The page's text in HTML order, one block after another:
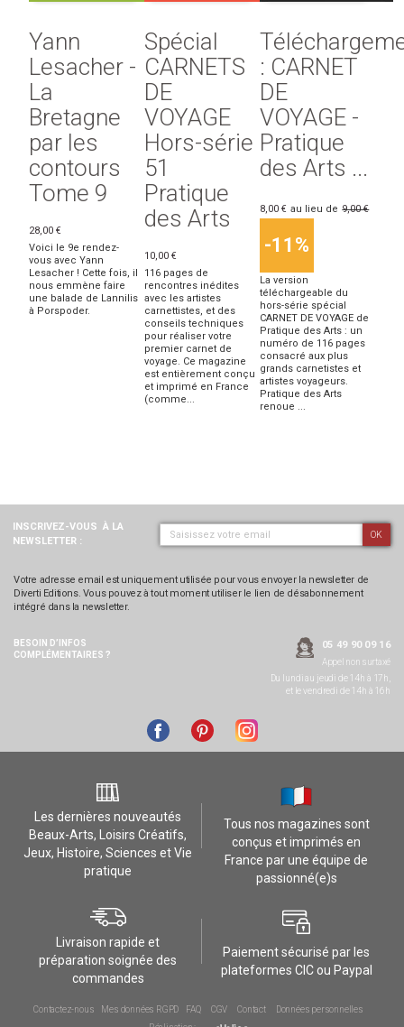
Yann
Lesacher -
La
Bretagne
par les
contours
Tome 9
28,00 €
Voici le 9e rendez-
vous avec Yann
Lesacher ! Cette fois, il
nous emmène faire
une balade de Lannilis
à Porspoder.
Spécial
CARNETS
DE
VOYAGE
Hors-série
51
Pratique
des Arts
10,00 €
116 pages de
rencontres inédites
avec les artistes
carnettistes, et des
conseils techniques
pour réaliser votre
premier carnet de
voyage. Ce magazine
est entièrement conçu
et imprimé en France
(comme...
: CARNET
DE
VOYAGE -
Pratique
des Arts ...
8,00 € au lieu de 9,00 €
-11%
La version
téléchargeable du
hors-série spécial
CARNET DE VOYAGE de
Pratique des Arts : un
numéro de 116 pages
consacré aux plus
grands carnetistes et
artistes voyageurs.
Pratique des Arts
renoue ...
INSCRIVEZ-VOUS À LA
NEWSLETTER :
OK
Votre adresse email est uniquement utilisée pour vous envoyer la newsletter de
Diverti Editions. Vous pouvez à tout moment utiliser le lien de désabonnement
intégré dans la newsletter.
BESOIN D’INFOS
COMPLÉMENTAIRES ?
05 49 90 09 16
Appel non surtaxé
Du lundi au jeudi de 14h à 17h,
et le vendredi de 14h à 16h
Les dernières nouveautés
Beaux-Arts, Loisirs Créatifs,
Jeux, Histoire, Sciences et Vie
pratique
Tous nos magazines sont
conçus et imprimés en
France par une équipe de
passionné(e)s
Livraison rapide et
préparation soignée des
commandes
Paiement sécurisé par les
plateformes CIC ou Paypal
Contactez-nous Mes données RGPD FAQ CGV Contact
Données personnelles